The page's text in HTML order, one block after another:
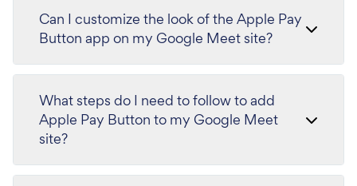
Can I customize the look of the Apple Pay
Button app on my Google Meet site?
What steps do I need to follow to add
Apple Pay Button to my Google Meet
site?